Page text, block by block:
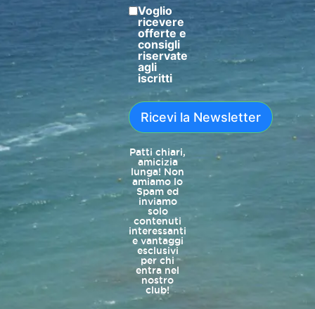
Voglio
ricevere
offerte e
consigli
riservate
agli
iscritti
Ricevi la Newsletter
Patti chiari,
amicizia
lunga! Non
amiamo lo
Spam ed
inviamo
solo
contenuti
interessanti
e vantaggi
esclusivi
per chi
entra nel
nostro
club!